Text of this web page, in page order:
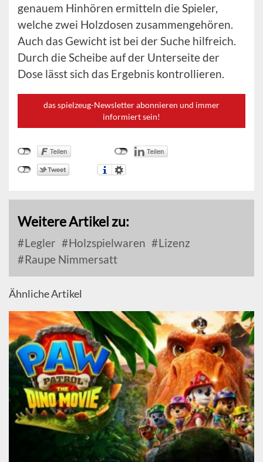
genauem Hinhören ermitteln die Spieler,
welche zwei Holzdosen zusammengehören.
Auch das Gewicht ist bei der Suche hilfreich.
Durch die Scheibe auf der Unterseite der
Dose lässt sich das Ergebnis kontrollieren.
das spielzeug-Newsletter abonnieren und immer
informiert sein!
Weitere Artikel zu:
Legler Holzspielwaren
Lizenz
Raupe Nimmersatt
Ähnliche Artikel